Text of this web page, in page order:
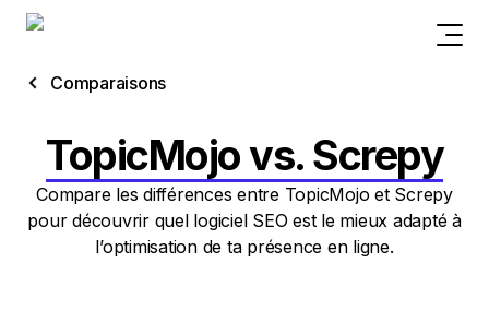
Comparaisons
TopicMojo vs. Screpy
Compare les différences entre TopicMojo et Screpy
pour découvrir quel logiciel SEO est le mieux adapté à
l’optimisation de ta présence en ligne.